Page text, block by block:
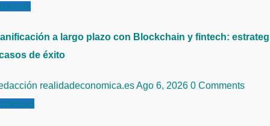
a largo plazo con Blockchain y fintech:
de éxito
realidadeconomica.esAgo 6, 2026 0 Comments